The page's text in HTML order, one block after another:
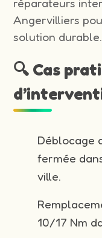
réparateurs
Angervilliers
solution durable.
🔍 Cas
Déblocage
fermée
ville.
10/17 Nm